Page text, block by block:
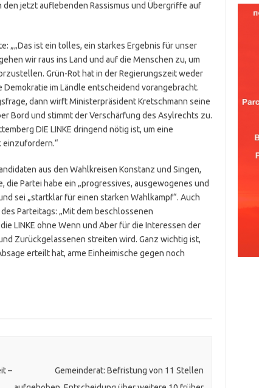
den jetzt auflebenden Rassismus und Übergriffe auf
„„Das ist ein tolles, ein starkes Ergebnis für unser
wir raus ins Land und auf die Menschen zu, um
Grün-Rot hat in der Regierungszeit weder
im Ländle entscheidend vorangebracht.
dann wirft Ministerpräsident Kretschmann seine
Bord und stimmt der Verschärfung des Asylrechts zu.
DIE LINKE dringend nötig ist, um eine
einzufordern.“
aus den Wahlkreisen Konstanz und Singen,
die Partei habe ein „progressives, ausgewogenes und
sei „startklar für einen starken Wahlkampf“. Auch
Parteitags: „Mit dem beschlossenen
LINKE ohne Wenn und Aber für die Interessen der
Zurückgelassenen streiten wird. Ganz wichtig ist,
erteilt hat, arme Einheimische gegen noch
–
Gemeinderat: Befristung von 11 Stellen